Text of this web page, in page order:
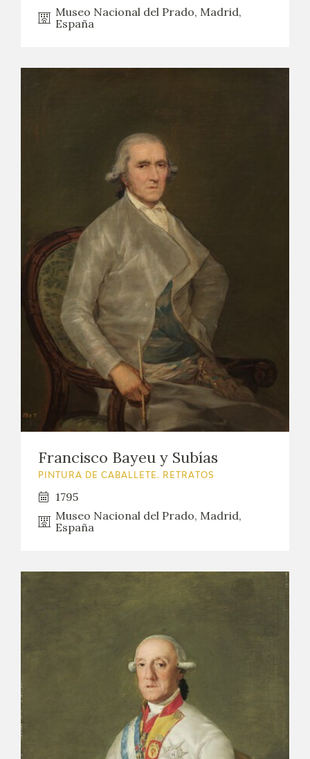
Museo Nacional del Prado, Madrid,
España
Francisco Bayeu y Subías
PINTURA DE CABALLETE. RETRATOS
1795
Museo Nacional del Prado, Madrid,
España